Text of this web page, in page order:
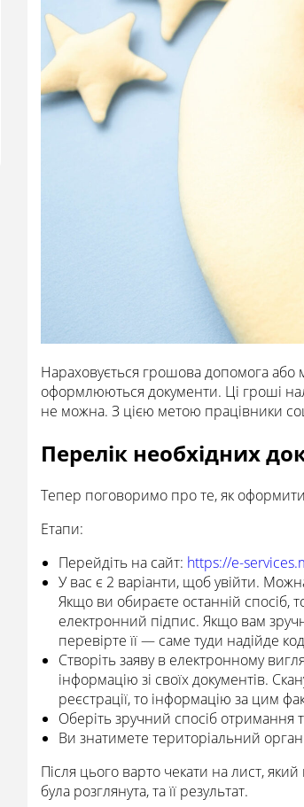
Нараховується грошова допомога або
оформлюються документи. Ці гроші
не можна. З цією метою працівники
Перелік необхідних
Тепер поговоримо про те, як
Етапи:
Перейдіть на сайт: https://e-
У вас є 2 варіанти, щоб увійти.
Якщо ви обираєте останній спосіб,
електронний підпис. Якщо вам
перевірте її — саме туди надійде
Створіть заяву в електронному
інформацію зі своїх документів.
реєстрації, то інформацію за цим
Оберіть зручний спосіб отримання
Ви знатимете територіальний
Після цього варто чекати на лист,
була розглянута, та її результат.